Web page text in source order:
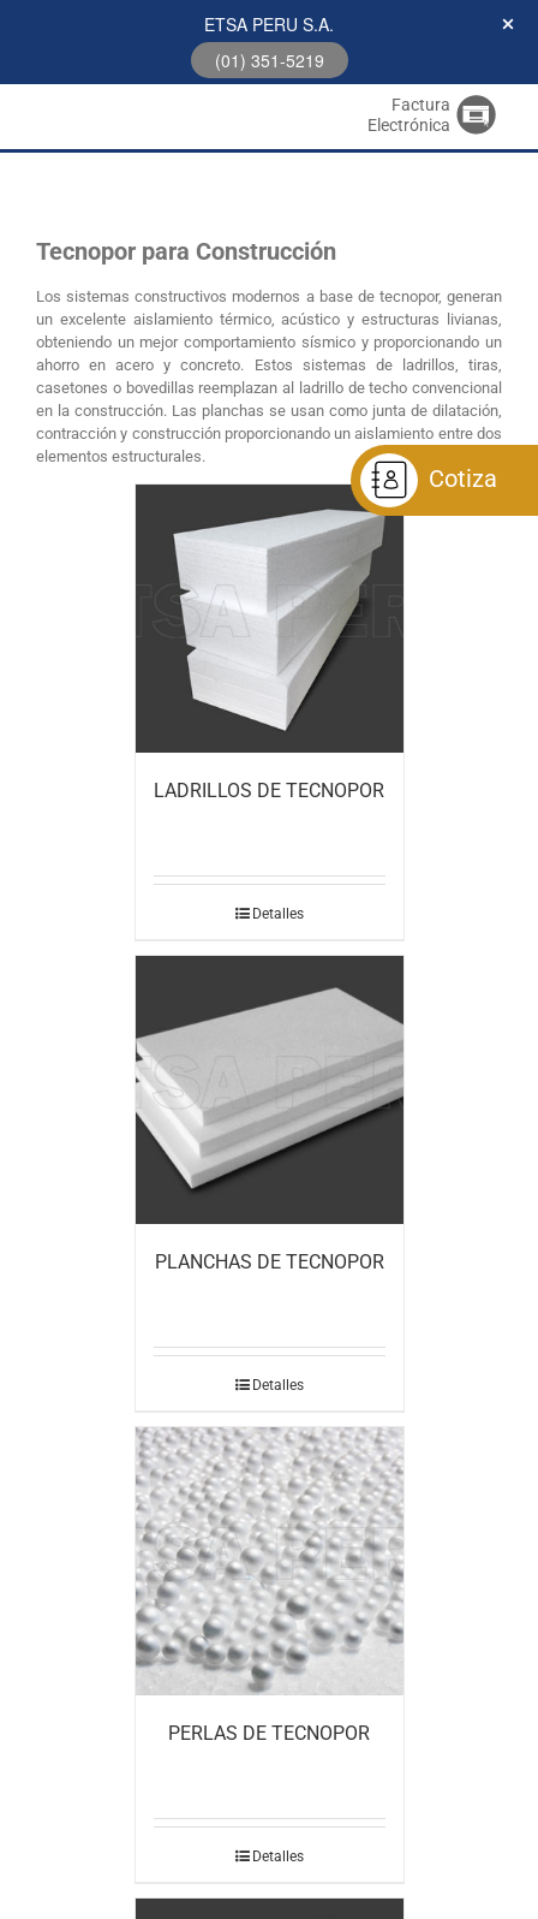
Factura
Electrónica
Tecnopor para Construcción
Los sistemas constructivos modernos a base de tecnopor, generan
un excelente aislamiento térmico, acústico y estructuras livianas,
obteniendo un mejor comportamiento sísmico y proporcionando un
ahorro en acero y concreto. Estos sistemas de ladrillos, tiras,
casetones o bovedillas reemplazan al ladrillo de techo convencional
en la construcción. Las planchas se usan como junta de dilatación,
contracción y construcción proporcionando un aislamiento entre dos
elementos estructurales.
LADRILLOS DE TECNOPOR
Detalles
PLANCHAS DE TECNOPOR
Detalles
PERLAS DE TECNOPOR
Detalles
ETSA PERU S.A.
(01) 351-5219
Cotiza